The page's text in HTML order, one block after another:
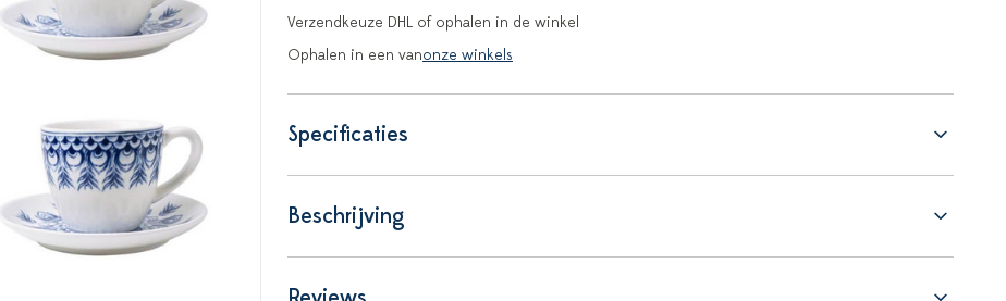
Verzendkeuze DHL of ophalen in de winkel
Ophalen in een vanonze winkels
Specificaties
Beschrijving